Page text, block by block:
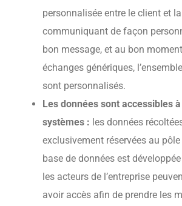
personnalisée entre le client et
communiquant de façon
bon message, et au bon
échanges génériques,
sont personnalisés.
Les données sont accessibles
systèmes : les données
exclusivement réservées au
base de données est
les acteurs de l’entreprise
avoir accès afin de prendre les